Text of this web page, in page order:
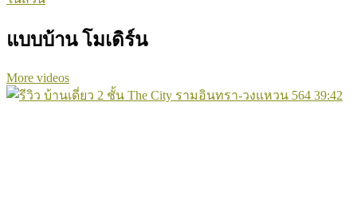
แบบบ้าน โมเดิร์น
More videos
564 39:42